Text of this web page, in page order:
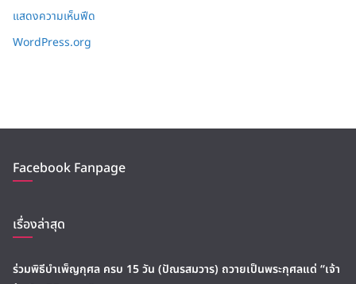
แสดงความเห็นฟีด
WordPress.org
Facebook Fanpage
เรื่องล่าสุด
ร่วมพิธีบำเพ็ญกุศล ครบ 15 วัน (ปัณรสมวาร) ถวายเป็นพระกุศลแด่ “เจ้า